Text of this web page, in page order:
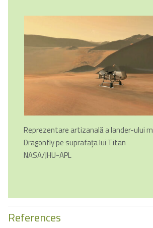
Reprezentare artizanală a lander-ului
Dragonfly pe suprafaţa lui Titan
NASA/JHU-APL
References